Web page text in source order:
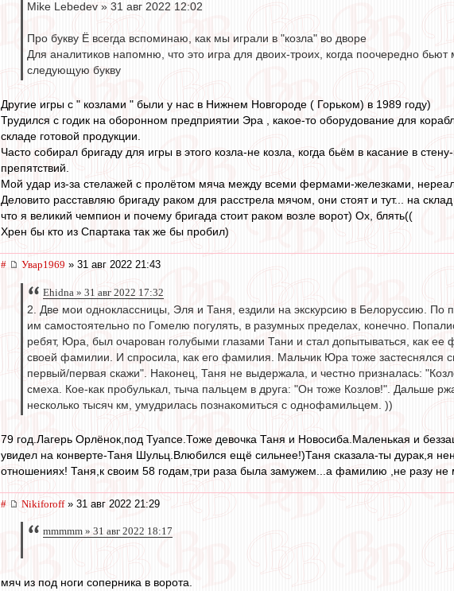
Mike Lebedev » 31 авг 2022 12:02
Про букву Ё всегда вспоминаю, как мы играли в "козла" во дворе
Для аналитиков напомню, что это игра для двоих-троих, когда поочередно
следующую букву
Другие игры с " козлами " были у нас в Нижнем Новгороде ( Горьком) в 1989 году)
Трудился с годик на оборонном предприятии Эра , какое-то оборудование для
складе готовой продукции.
Часто собирал бригаду для игры в этого козла-не козла, когда бьём в касание в
препятствий.
Мой удар из-за стелажей с пролётом мяча между всеми фермами-железками,
Деловито расставляю бригаду раком для расстрела мячом, они стоят и тут... на
что я великий чемпион и почему бригада стоит раком возле ворот) Ох, блять((
Хрен бы кто из Спартака так же бы пробил)
# Увар1969 » 31 авг 2022 21:43
Ehidna » 31 авг 2022 17:32
2. Две мои одноклассницы, Эля и Таня, ездили на экскурсию в Белоруссию. По
им самостоятельно по Гомелю погулять, в разумных пределах, конечно.
ребят, Юра, был очарован голубыми глазами Тани и стал допытываться, как ее
своей фамилии. И спросила, как его фамилия. Мальчик Юра тоже застеснялся
первый/первая скажи". Наконец, Таня не выдержала, и честно призналась:
смеха. Кое-как пробулькал, тыча пальцем в друга: "Он тоже Козлов!". Дальше
несколько тысяч км, умудрилась познакомиться с однофамильцем. ))
79 год.Лагерь Орлёнок,под Туапсе.Тоже девочка Таня и Новосиба.Маленькая и
увидел на конверте-Таня Шульц.Влюбился ещё сильнее!)Таня сказала-ты дурак,я
отношениях! Таня,к своим 58 годам,три раза была замужем...а фамилию ,не разу
# Nikiforoff» 31 авг 2022 21:29
mmmmm » 31 авг 2022 18:17
мяч из под ноги соперника в ворота.